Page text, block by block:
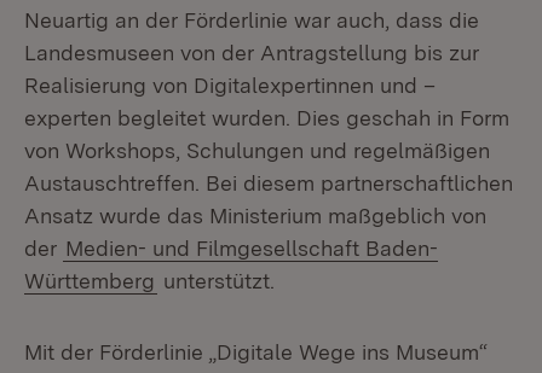
Neuartig an der Förderlinie war auch, dass die
Landesmuseen von der Antragstellung bis zur
Realisierung von Digitalexpertinnen und –
experten begleitet wurden. Dies geschah in Form
von Workshops, Schulungen und regelmäßigen
Austauschtreffen. Bei diesem partnerschaftlichen
Ansatz wurde das Ministerium maßgeblich von
der Medien- und Filmgesellschaft Baden-
Württemberg unterstützt.
Mit der Förderlinie „Digitale Wege ins Museum“